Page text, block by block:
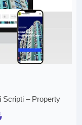
Scripti – Property